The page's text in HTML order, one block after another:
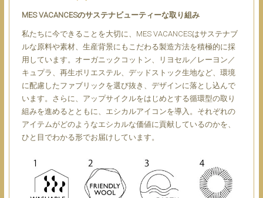
MES VACANCESのサステナビューティーな取り組み
私たちに今できることを大切に、MES VACANCESはサステナブ
ルな原料や素材、生産背景にもこだわる製造方法を積極的に採
用しています。オーガニックコットン、リヨセル／レーヨン／
キュプラ、再生ポリエステル、デッドストック生地など、環境
に配慮したファブリックを選び抜き、デザインに落とし込んで
います。さらに、アップサイクルをはじめとする循環型の取り
組みを進めるとともに、エシカルアイコンを導入。それぞれの
アイテムがどのようなエシカルな価値に貢献しているのかを、
ひと目でわかる形でお届けしています。